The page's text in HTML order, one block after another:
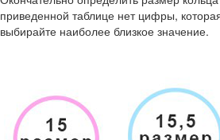
приведенной таблице нет цифры,
выбирайте наиболее близкое значение.